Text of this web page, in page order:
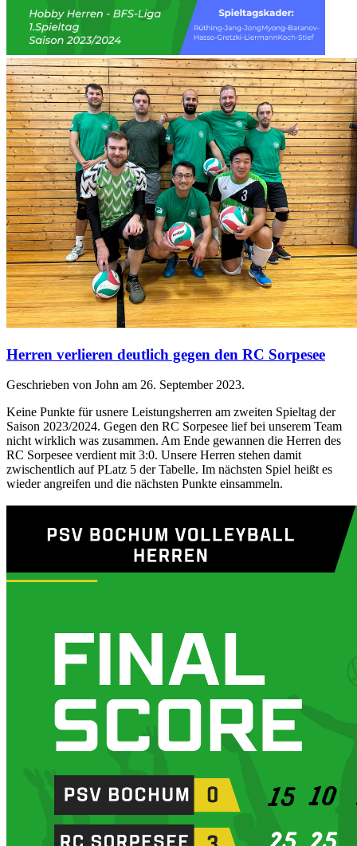
Herren verlieren deutlich gegen den RC Sorpesee
Geschrieben von John am 26. September 2023.
Keine Punkte für usnere Leistungsherren am zweiten Spieltag der
Saison 2023/2024. Gegen den RC Sorpesee lief bei unserem Team
nicht wirklich was zusammen. Am Ende gewannen die Herren des
RC Sorpesee verdient mit 3:0. Unsere Herren stehen damit
zwischentlich auf PLatz 5 der Tabelle. Im nächsten Spiel heißt es
wieder angreifen und die nächsten Punkte einsammeln.